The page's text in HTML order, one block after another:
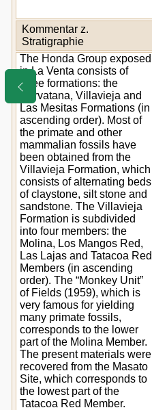
Kommentar z.
Stratigraphie
The Honda Group exposed
in La Venta consists of
three formations: the
Cervatana, Villavieja and
Las Mesitas Formations (in
ascending order). Most of
the primate and other
mammalian fossils have
been obtained from the
Villavieja Formation, which
consists of alternating beds
of claystone, silt stone and
sandstone. The Villavieja
Formation is subdivided
into four members: the
Molina, Los Mangos Red,
Las Lajas and Tatacoa Red
Members (in ascending
order). The “Monkey Unit”
of Fields (1959), which is
very famous for yielding
many primate fossils,
corresponds to the lower
part of the Molina Member.
The present materials were
recovered from the Masato
Site, which corresponds to
the lowest part of the
Tatacoa Red Member.